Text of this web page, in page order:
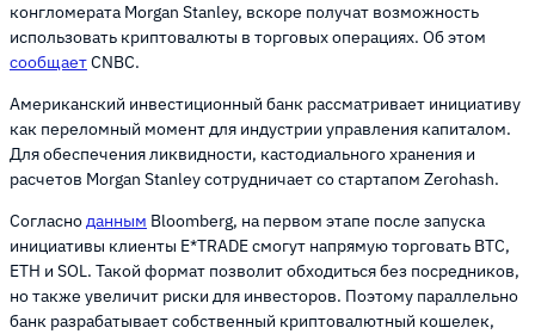
конгломерата Morgan Stanley, вскоре получат возможность
использовать криптовалюты в торговых операциях. Об этом
сообщаетCNBC.
Американский инвестиционный банк рассматривает инициативу
как переломный момент для индустрии управления капиталом.
Для обеспечения ликвидности, кастодиального хранения и
расчетов Morgan Stanley сотрудничает со стартапом Zerohash.
Согласноданным Bloomberg, на первом этапе после запуска
инициативы клиенты E*TRADE смогут напрямую торговать BTC,
ETH и SOL. Такой формат позволит обходиться без посредников,
но также увеличит риски для инвесторов. Поэтому параллельно
банк разрабатывает собственный криптовалютный кошелек,